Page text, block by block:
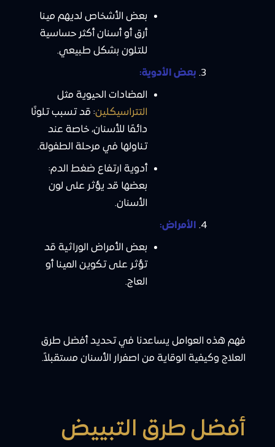
بعض الأشخاص لديهم مينا
أرق أو أسنان أكثر حساسية
للتلون بشكل طبيعي.
بعض الأدوية:
المضادات الحيوية مثل
التتراسيكلين: قد تسبب تلونًا
دائمًا للأسنان، خاصة عند
تناولها في مرحلة الطفولة.
أدوية ارتفاع ضغط الدم:
بعضها قد يؤثر على لون
الأسنان.
الأمراض:
بعض الأمراض الوراثية قد
تؤثر على تكوين المينا أو
العاج.
فهم هذه العوامل يساعدنا في تحديد أفضل طرق
العلاج وكيفية الوقاية من اصفرار الأسنان مستقبلاً.
أفضل طرق التبييض